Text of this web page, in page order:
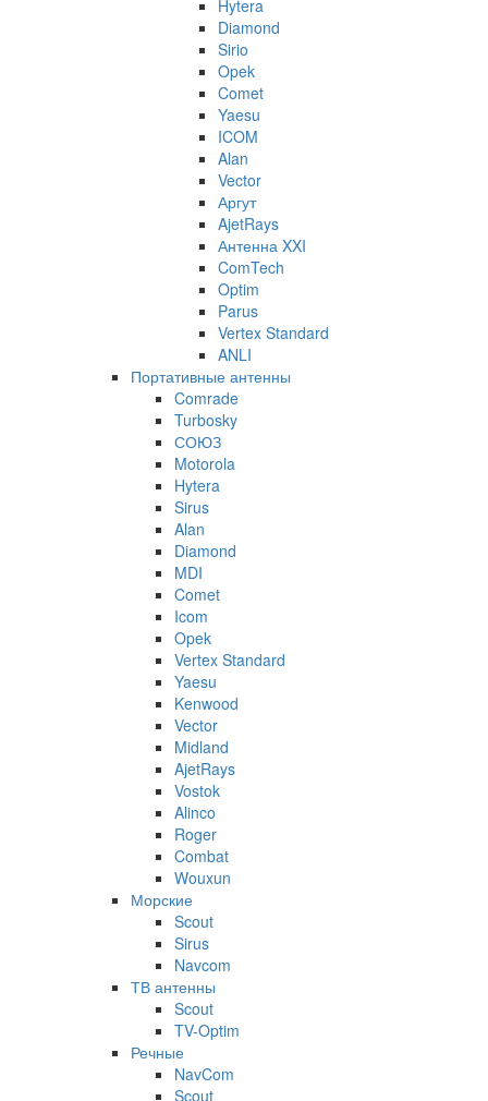
Hytera
Diamond
Sirio
Opek
Comet
Yaesu
ICOM
Alan
Vector
Аргут
AjetRays
Антенна XXI
ComTech
Optim
Parus
Vertex Standard
ANLI
Портативные антенны
Comrade
Turbosky
СОЮЗ
Motorola
Hytera
Sirus
Alan
Diamond
MDI
Comet
Icom
Opek
Vertex Standard
Yaesu
Kenwood
Vector
Midland
AjetRays
Vostok
Alinco
Roger
Combat
Wouxun
Морские
Scout
Sirus
Navcom
ТВ антенны
Scout
TV-Optim
Речные
NavCom
Scout